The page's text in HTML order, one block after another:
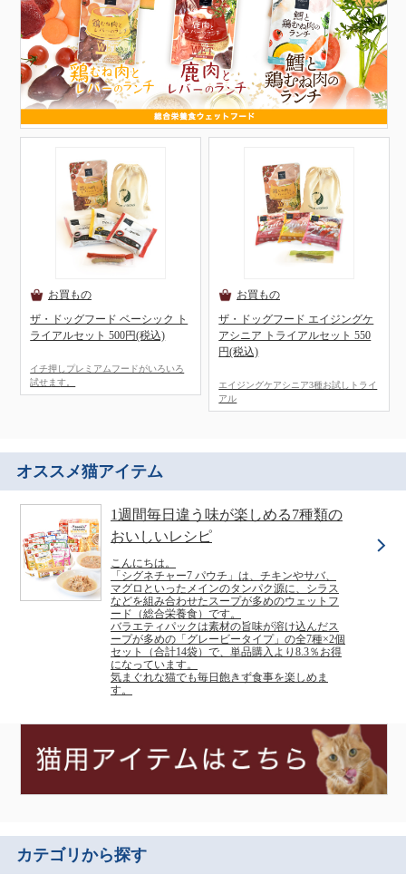
ザ・ドッグフード ベーシック ト
ライアルセット 500円(税込)
イチ押しプレミアムフードがいろいろ
試せます。
ザ・ドッグフード エイジングケ
アシニア トライアルセット 550
円(税込)
エイジングケアシニア3種お試しトライ
アル
オススメ猫アイテム
1週間毎日違う味が楽しめる7種類の
おいしいレシピ
こんにちは。
「シグネチャー7 パウチ」は、チキンやサバ、
マグロといったメインのタンパク源に、シラス
などを組み合わせたスープが多めのウェットフ
ード（総合栄養食）です。
バラエティパックは素材の旨味が溶け込んだス
ープが多めの「グレービータイプ」の全7種×2個
セット（合計14袋）で、単品購入より8.3％お得
になっています。
気まぐれな猫でも毎日飽きず食事を楽しめま
す。
カテゴリから探す